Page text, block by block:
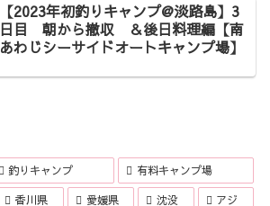
【2023年初釣りキャンプ@淡路島】3
日目 朝から撤収 ＆後日料理編【南
あわじシーサイドオートキャンプ場】
釣りキャンプ 有料キャンプ場
香川県 愛媛県 沈没 アジ